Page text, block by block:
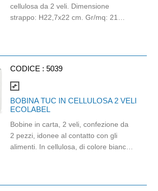
cellulosa da 2 veli. Dimensione
strappo: H22,7x22 cm. Gr/mq: 21
CODICE : 5039
compare_arrows
BOBINA TUC IN CELLULOSA 2 VELI
ECOLABEL
Bobine in carta, 2 veli, confezione da
2 pezzi, idonee al contatto con gli
alimenti. In cellulosa, di colore bianco